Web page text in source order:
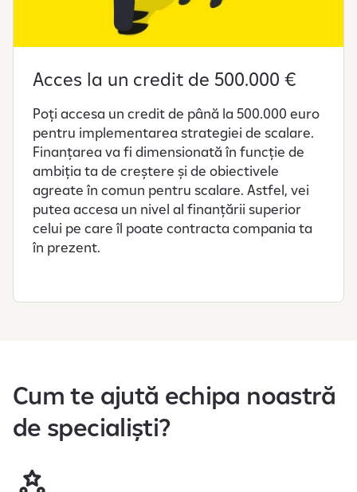
Acces la un credit de 500.000 €
Poți accesa un credit de până la 500.000 euro
pentru implementarea strategiei de scalare.
Finanțarea va fi dimensionată în funcție de
ambiția ta de creștere și de obiectivele
agreate în comun pentru scalare. Astfel, vei
putea accesa un nivel al finanțării superior
celui pe care îl poate contracta compania ta
în prezent.
Cum te ajută echipa noastră
de specialiști?